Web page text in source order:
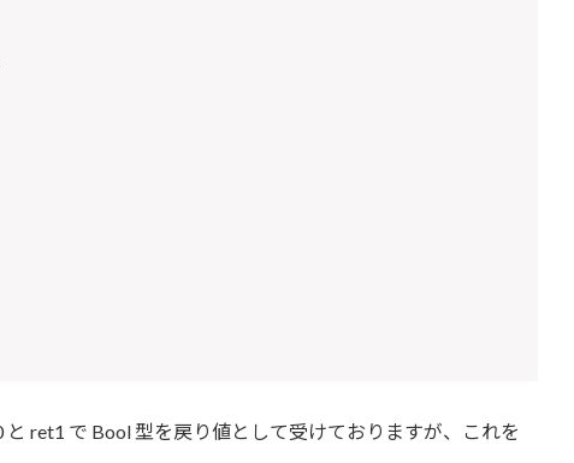
ret1 で Bool 型を戻り値として受けておりますが、これを